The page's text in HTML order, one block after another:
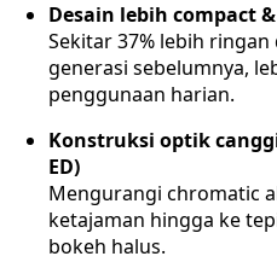
Desain lebih compact
Sekitar 37% lebih
generasi sebelumnya,
penggunaan harian.
Konstruksi optik
ED)
Mengurangi chromatic
ketajaman hingga ke
bokeh halus.